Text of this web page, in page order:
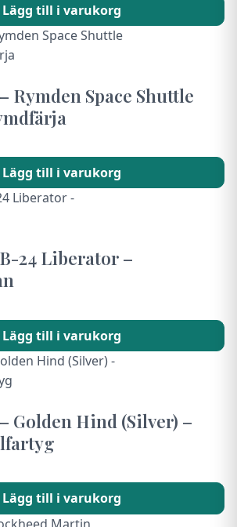
Lägg till i varukorg
Rymden Space Shuttle
Lägg till i varukorg
24 Liberator –
Lägg till i varukorg
Golden Hind (Silver) –
Lägg till i varukorg